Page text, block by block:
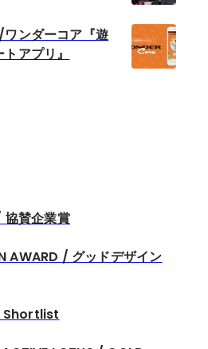
ンダーコア『遊
アプリ』
賛企業賞
AWARD / グッドデザイン
Shortlist